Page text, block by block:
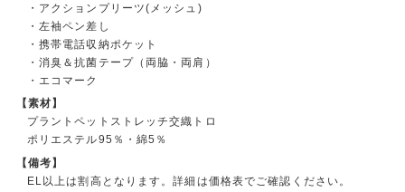
・アクションプリーツ(メッシュ)
・左袖ペン差し
・携帯電話収納ポケット
・消臭＆抗菌テープ（両脇・両肩）
・エコマーク
【素材】
プラントペットストレッチ交織トロ
ポリエステル95％・綿5％
【備考】
EL以上は割高となります。詳細は価格表でご確認ください。